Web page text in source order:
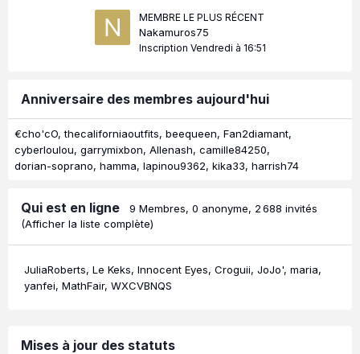
MEMBRE LE PLUS RÉCENT
Nakamuros75
Inscription Vendredi à 16:51
Anniversaire des membres aujourd'hui
€cho'cO thecaliforniaoutfits beequeen Fan2diamant
cyberloulou garrymixbon Allenash camille84250
dorian-soprano hamma lapinou9362 kika33 harrish74
Qui est en ligne 9 Membres, 0 anonyme, 2 688 invités
(Afficher la liste complète)
JuliaRoberts Le Keks Innocent Eyes Croguii JoJo' maria
yanfei MathFair WXCVBNQS
Mises à jour des statuts